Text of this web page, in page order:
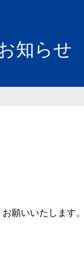
知らせ
願いいたします。